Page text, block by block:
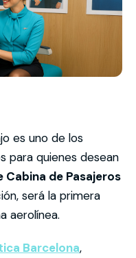
es uno de los
para quienes desean
Cabina de Pasajeros
será la primera
aerolínea.
Barcelona,